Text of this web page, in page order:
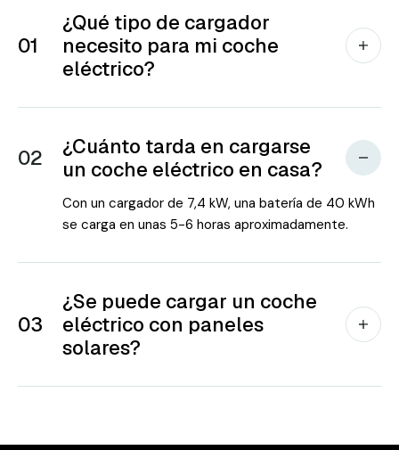
01
¿Qué tipo de cargador
necesito para mi coche
eléctrico?
02
¿Cuánto tarda en cargarse
un coche eléctrico en casa?
Con un cargador de 7,4 kW, una batería de 40 kWh
se carga en unas 5-6 horas aproximadamente.
03
¿Se puede cargar un coche
eléctrico con paneles
solares?